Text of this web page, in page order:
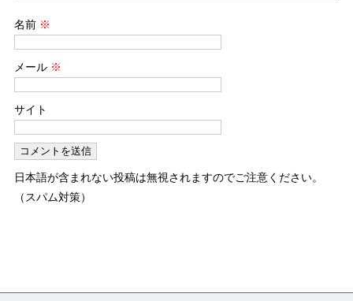
名前 ※
メール ※
サイト
日本語が含まれない投稿は無視されますのでご注意ください。
（スパム対策）